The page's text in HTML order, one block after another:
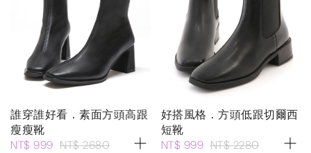
誰穿誰好看．素面方頭高跟
瘦瘦靴
NT$ 999 NT$ 2680
好搭風格．方頭低跟切爾西
短靴
NT$ 999 NT$ 2280